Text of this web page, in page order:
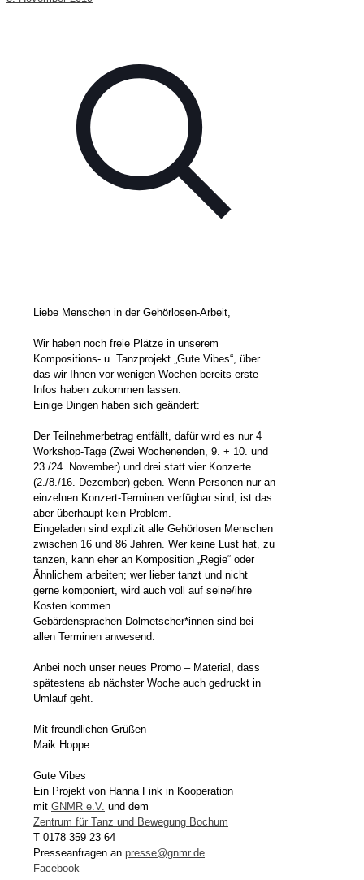
Liebe Menschen in der Gehörlosen-Arbeit,
Wir haben noch freie Plätze in unserem
Kompositions- u. Tanzprojekt „Gute Vibes“, über
das wir Ihnen vor wenigen Wochen bereits erste
Infos haben zukommen lassen.
Einige Dingen haben sich geändert:
Der Teilnehmerbetrag entfällt, dafür wird es nur 4
Workshop-Tage (Zwei Wochenenden, 9. + 10. und
23./24. November) und drei statt vier Konzerte
(2./8./16. Dezember) geben. Wenn Personen nur an
einzelnen Konzert-Terminen verfügbar sind, ist das
aber überhaupt kein Problem.
Eingeladen sind explizit alle Gehörlosen Menschen
zwischen 16 und 86 Jahren. Wer keine Lust hat, zu
tanzen, kann eher an Komposition „Regie“ oder
Ähnlichem arbeiten; wer lieber tanzt und nicht
gerne komponiert, wird auch voll auf seine/ihre
Kosten kommen.
Gebärdensprachen Dolmetscher*innen sind bei
allen Terminen anwesend.
Anbei noch unser neues Promo – Material, dass
spätestens ab nächster Woche auch gedruckt in
Umlauf geht.
Mit freundlichen Grüßen
Maik Hoppe
—
Gute Vibes
Ein Projekt von Hanna Fink in Kooperation
mit GNMR e.V. und dem
Zentrum für Tanz und Bewegung Bochum
T 0178 359 23 64
Presseanfragen an presse@gnmr.de
Facebook